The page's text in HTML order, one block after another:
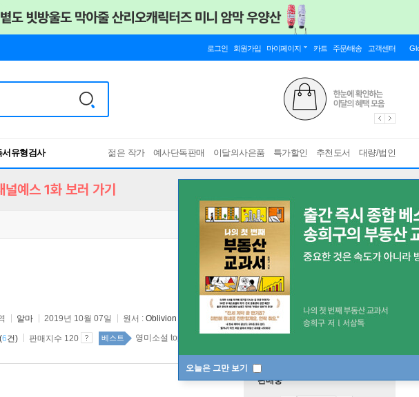
로그인 회원가입 마이페이지 카트 주문/배송 고객센터
서유형검사
Lab
젊은 작가 예사단독판매 이달의사은품 특가할인 추천도서 대량/법인
오늘은 그만 보기
널예스 1화 보러 가기
알마 2019년 10월 07일 원서 : Oblivion
6건) 판매지수 120 베스트 영미소설 top100 1주
판매중